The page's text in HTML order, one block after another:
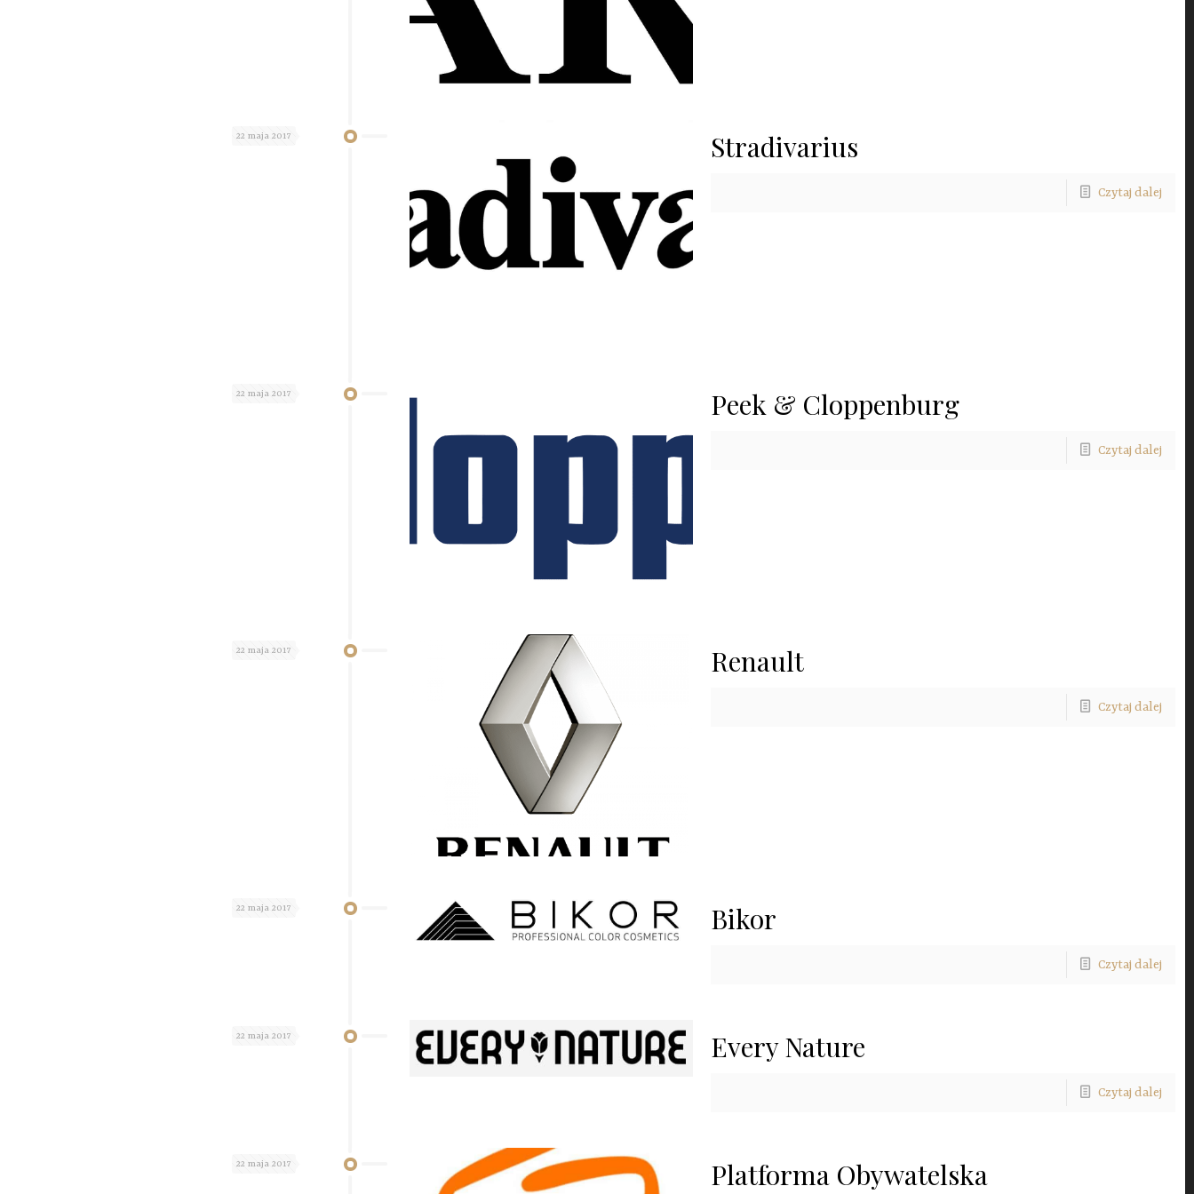
22 maja 2017 Stradivarius
Czytaj dalej
22 maja 2017 Peek & Cloppenburg
Czytaj dalej
22 maja 2017 Renault
Czytaj dalej
22 maja 2017 Bikor
Czytaj dalej
22 maja 2017 Every Nature
Czytaj dalej
22 maja 2017 Platforma Obywatelska